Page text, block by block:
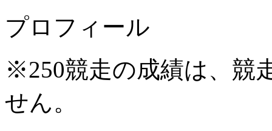
プロフィール
※250競走の成績は、競
せん。